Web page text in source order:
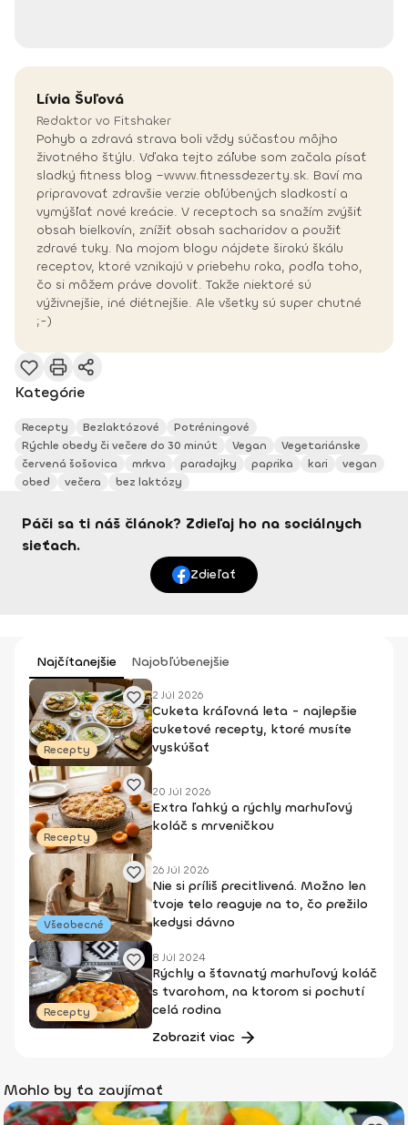
Lívia Šuľová
Redaktor vo Fitshaker
Pohyb a zdravá strava boli vždy súčasťou môjho
životného štýlu. Vďaka tejto záľube som začala písať
sladký fitness blog –www.fitnessdezerty.sk. Baví ma
pripravovať zdravšie verzie obľúbených sladkostí a
vymýšľať nové kreácie. V receptoch sa snažím zvýšiť
obsah bielkovín, znížiť obsah sacharidov a použiť
zdravé tuky. Na mojom blogu nájdete širokú škálu
receptov, ktoré vznikajú v priebehu roka, podľa toho,
čo si môžem práve dovoliť. Takže niektoré sú
výživnejšie, iné diétnejšie. Ale všetky sú super chutné
;-)
Kategórie
Recepty Bezlaktózové
Potréningové
Rýchle obedy či večere do 30 minút
Vegan
Vegetariánske
červená šošovica
mrkva paradajky paprika kari
vegan
obed
večera bez laktózy
Páči sa ti náš článok? Zdieľaj ho na sociálnych
sieťach.
Zdieľať
Najčítanejšie Najobľúbenejšie
Recepty
2 Júl 2026
Cuketa kráľovná leta - najlepšie
cuketové recepty, ktoré musíte
vyskúšať
Recepty
20 Júl 2026
Extra ľahký a rýchly marhuľový
koláč s mrveničkou
Všeobecné
26 Júl 2026
Nie si príliš precitlivená. Možno len
tvoje telo reaguje na to, čo prežilo
kedysi dávno
Recepty
8 Júl 2024
Rýchly a šťavnatý marhuľový koláč
s tvarohom, na ktorom si pochutí
celá rodina
Zobraziť viac
Mohlo by ťa zaujímať